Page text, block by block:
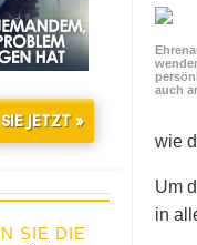
auch
wie
Um
in
JETZT »
SIE DIE